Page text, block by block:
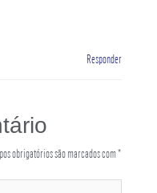
Responder
obrigatórios são marcados com*